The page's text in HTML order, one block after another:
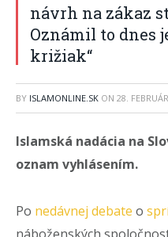
návrh na zákaz
Oznámil to dnes
križiak“
BY ISLAMONLINE.SK ON 28.
Islamská nadácia na
oznam vyhlásením.
Po nedávnej debate o